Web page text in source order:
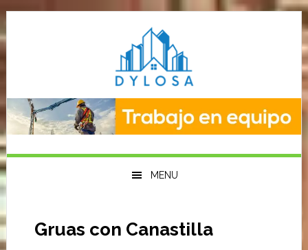
Saltar
la
Saltar
contenido
Saltar
la
primaria
MENU
Gruas con Canastilla